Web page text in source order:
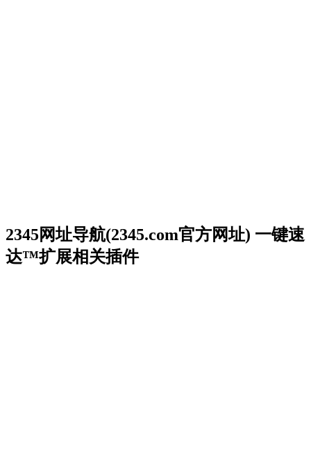
2345网址导航(2345.com官方网址) 一键速
达™扩展相关插件